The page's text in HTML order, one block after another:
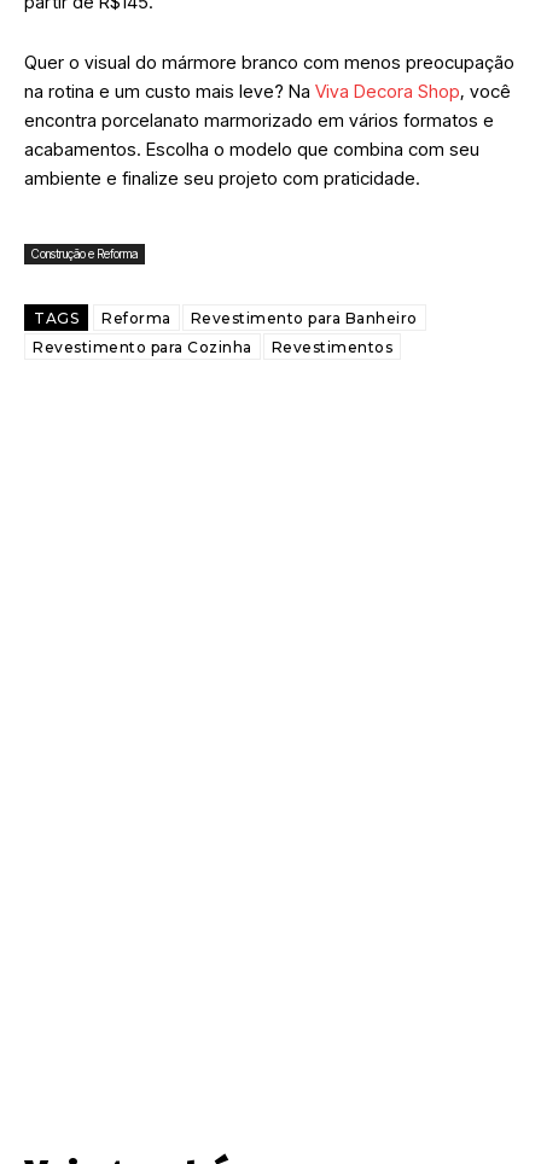
Quer o visual do mármore branco com menos preocupação
na rotina e um custo mais leve? Na Viva Decora Shop, você
encontra porcelanato marmorizado em vários formatos e
acabamentos. Escolha o modelo que combina com seu
ambiente e finalize seu projeto com praticidade.
Construção e Reforma
TAGS Reforma
Revestimento para Banheiro
Revestimento para Cozinha
Revestimentos